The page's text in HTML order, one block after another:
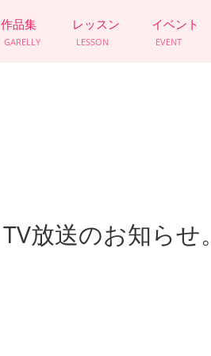
作品集
GARELLY
レッスン
LESSON
イベント
EVENT
TV放送のお知らせ。